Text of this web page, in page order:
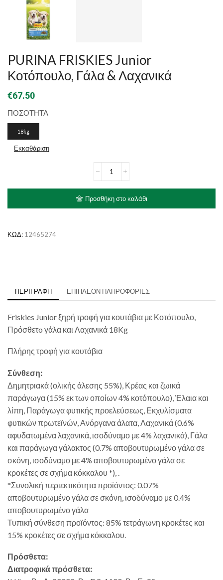
PURINA FRISKIES Junior
Κοτόπουλο, Γάλα & Λαχανικά
€67.50
ΠΟΣΟΤΗΤΑ
18kg
Εκκαθάριση
FRISKIES
Γάλα
&
Προσθήκη στο καλάθι
ΚΩΔ: 12465274
ΠΕΡΙΓΡΑΦΉ ΕΠΙΠΛΈΟΝ ΠΛΗΡΟΦΟΡΊΕΣ
Friskies Junior ξηρή τροφή για κουτάβια με Κοτόπουλο,
Πρόσθετo γάλα και Λαχανικά 18Kg
Πλήρης τροφή για κουτάβια
Σύνθεση:
Δημητριακά (ολικής άλεσης 55%), Κρέας και ζωικά
παράγωγα (15% εκ των οποίων 4% κοτόπουλο), Έλαια και
λίπη, Παράγωγα φυτικής προελεύσεως, Εκχυλίσματα
φυτικών πρωτεϊνών, Ανόργανα άλατα, Λαχανικά (0.6%
αφυδατωμένα λαχανικά, ισοδύναμο με 4% λαχανικά), Γάλα
και παράγωγα γάλακτος (0.7% αποβουτυρωμένο γάλα σε
σκόνη, ισοδύναμο με 4% αποβουτυρωμένο γάλα σε
κροκέτες σε σχήμα κόκκαλου *), .
*Συνολική περιεκτικότητα προϊόντος: 0.07%
αποβουτυρωμένο γάλα σε σκόνη, ισοδύναμο με 0.4%
αποβουτυρωμένο γάλα
Τυπική σύνθεση προϊόντος: 85% τετράγωνη κροκέτες και
15% κροκέτες σε σχήμα κόκκαλου.
Πρόσθετα:
Διατροφικά πρόσθετα: